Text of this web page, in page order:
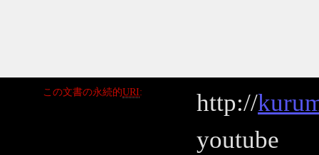
この文書の永続的URI http://
youtube